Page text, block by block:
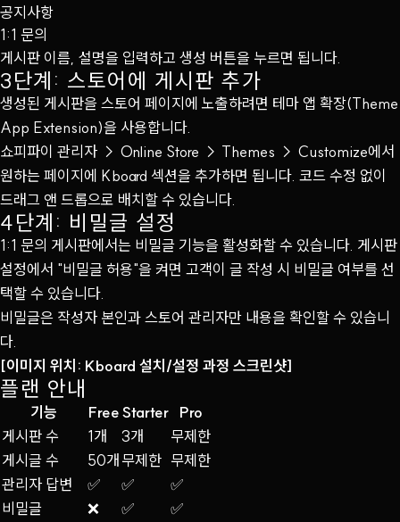
공지사항
1:1 문의
게시판 이름, 설명을 입력하고 생성 버튼을 누르면 됩니다.
3단계: 스토어에 게시판 추가
생성된 게시판을 스토어 페이지에 노출하려면 테마 앱 확장(Theme
App Extension)을 사용합니다.
쇼피파이 관리자 → Online Store → Themes → Customize에서
원하는 페이지에 Kboard 섹션을 추가하면 됩니다. 코드 수정 없이
드래그 앤 드롭으로 배치할 수 있습니다.
4단계: 비밀글 설정
1:1 문의 게시판에서는 비밀글 기능을 활성화할 수 있습니다. 게시판
설정에서 "비밀글 허용"을 켜면 고객이 글 작성 시 비밀글 여부를 선
택할 수 있습니다.
비밀글은 작성자 본인과 스토어 관리자만 내용을 확인할 수 있습니
다.
[이미지 위치: Kboard 설치/설정 과정 스크린샷]
플랜 안내
기능 FreeStarter
Pro
게시판 수
1개 3개
무제한
게시글 수
50개 무제한 무제한
관리자 답변
✅ ✅
✅
비밀글
❌ ✅ ✅